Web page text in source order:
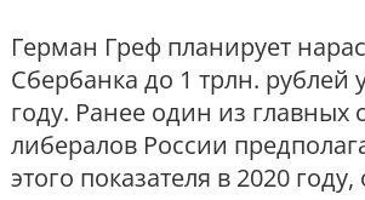
Герман Греф планирует
Сбербанка до 1 трлн. рублей
году. Ранее один из главных
либералов России
этого показателя в 2020